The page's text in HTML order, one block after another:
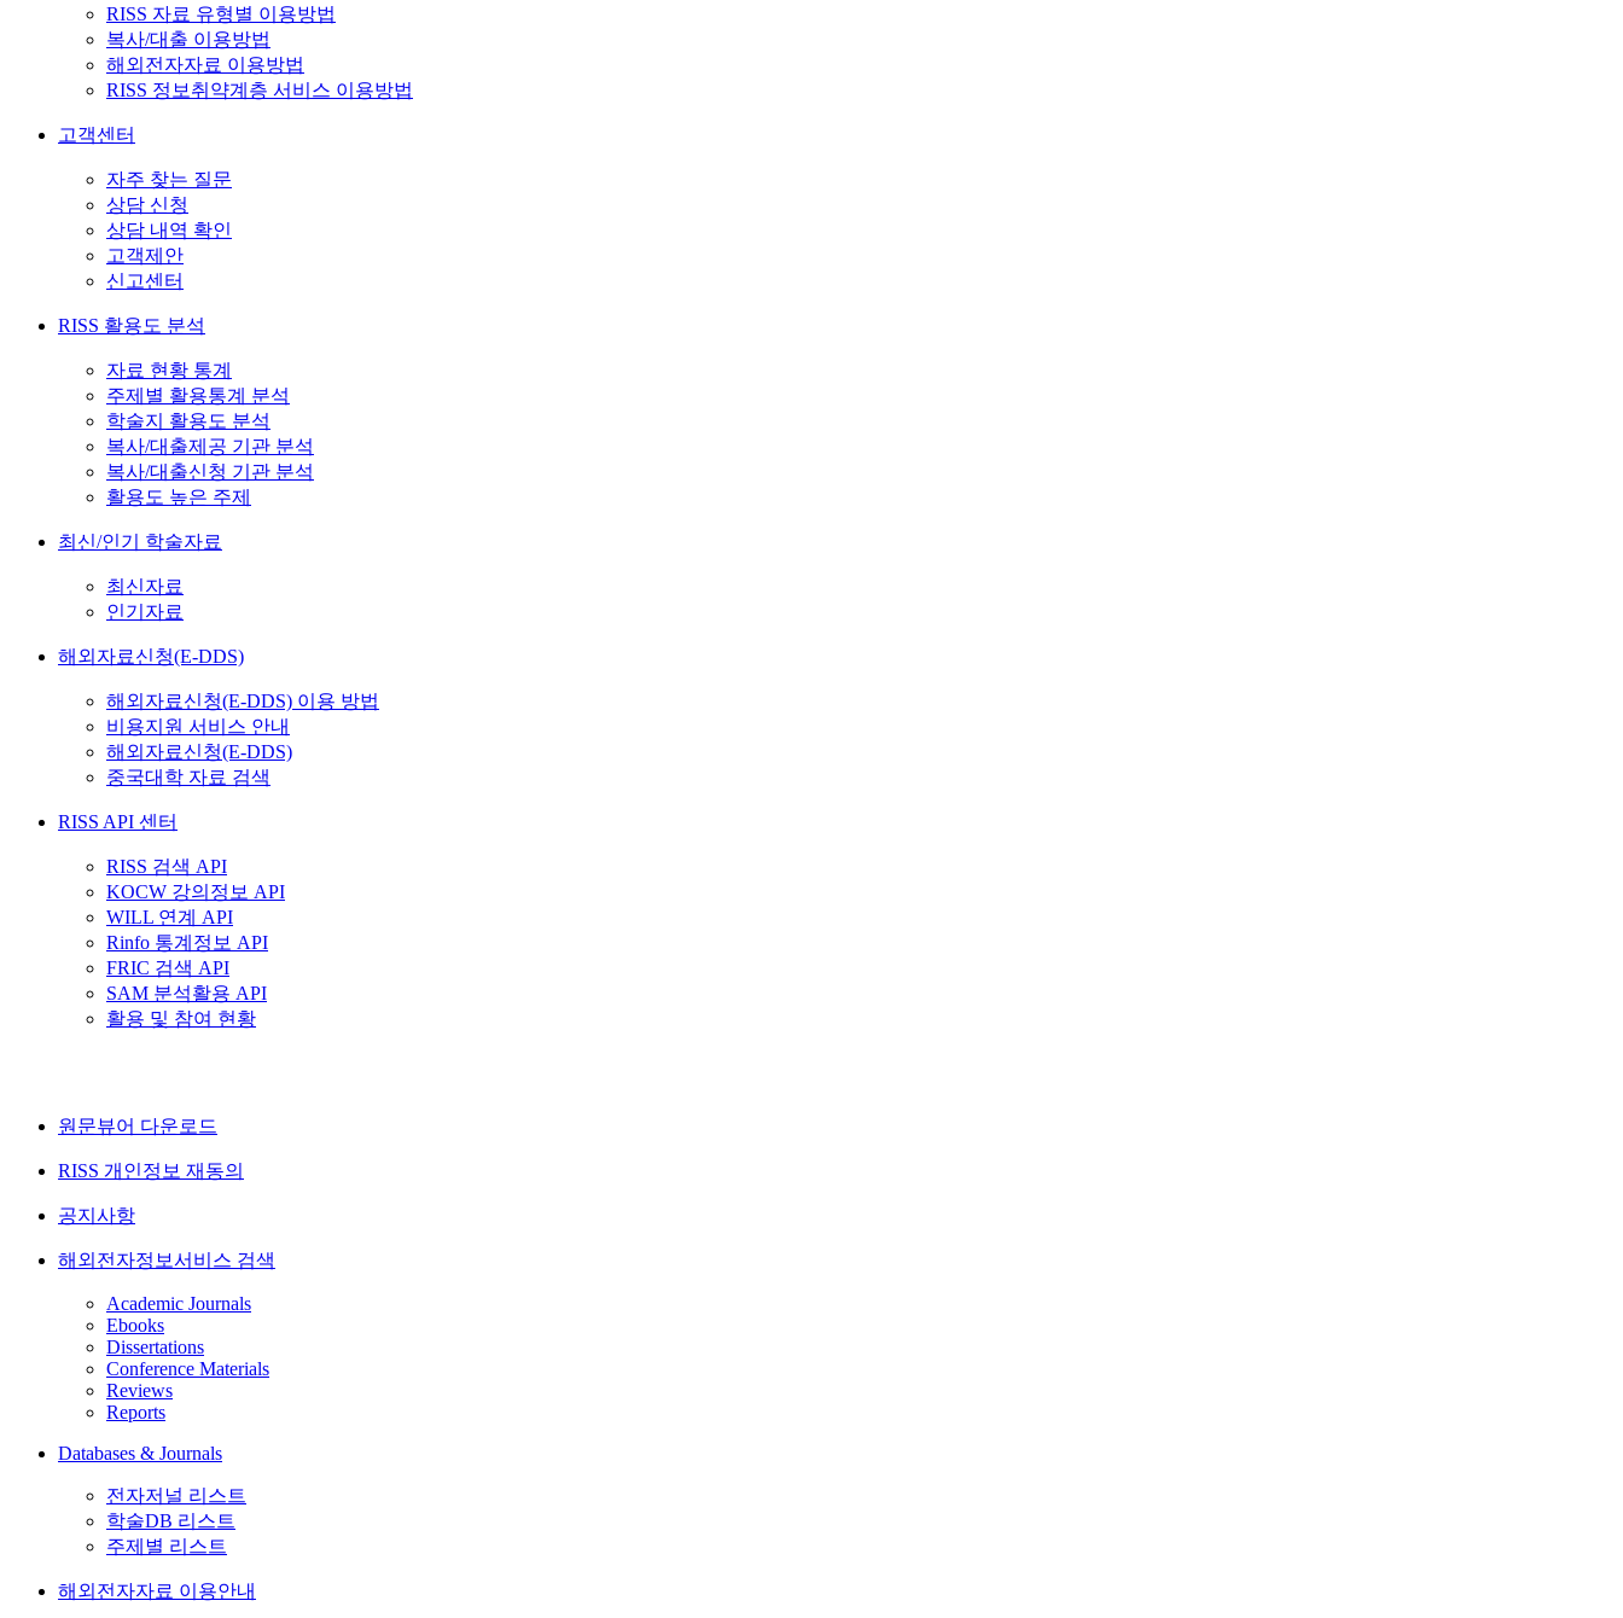
RISS 자료 유형별 이용방법
복사/대출 이용방법
해외전자자료 이용방법
RISS 정보취약계층 서비스 이용방법
고객센터
자주 찾는 질문
상담 신청
상담 내역 확인
고객제안
신고센터
RISS 활용도 분석
자료 현황 통계
주제별 활용통계 분석
학술지 활용도 분석
복사/대출제공 기관 분석
복사/대출신청 기관 분석
활용도 높은 주제
최신/인기 학술자료
최신자료
인기자료
해외자료신청(E-DDS)
해외자료신청(E-DDS) 이용 방법
비용지원 서비스 안내
해외자료신청(E-DDS)
중국대학 자료 검색
RISS API 센터
RISS 검색 API
KOCW 강의정보 API
WILL 연계 API
Rinfo 통계정보 API
FRIC 검색 API
SAM 분석활용 API
활용 및 참여 현황
원문뷰어 다운로드
RISS 개인정보 재동의
공지사항
해외전자정보서비스 검색
Academic Journals
Ebooks
Dissertations
Conference Materials
Reviews
Reports
Databases & Journals
전자저널 리스트
학술DB 리스트
주제별 리스트
해외전자자료 이용안내